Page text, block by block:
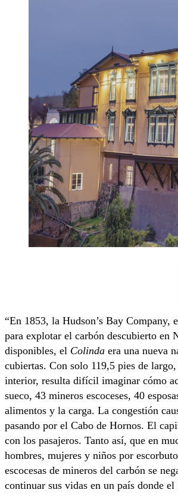
“En 1853, la Hudson’s Bay Company,
para explotar el carbón descubierto en
disponibles, el Colinda era una nueva
cubiertas. Con solo 119,5 pies de
interior, resulta difícil imaginar cómo
sueco, 43 mineros escoceses, 40
alimentos y la carga. La congestión
pasando por el Cabo de Hornos. El
con los pasajeros. Tanto así, que en
hombres, mujeres y niños por
escocesas de mineros del carbón se
continuar sus vidas en un país donde